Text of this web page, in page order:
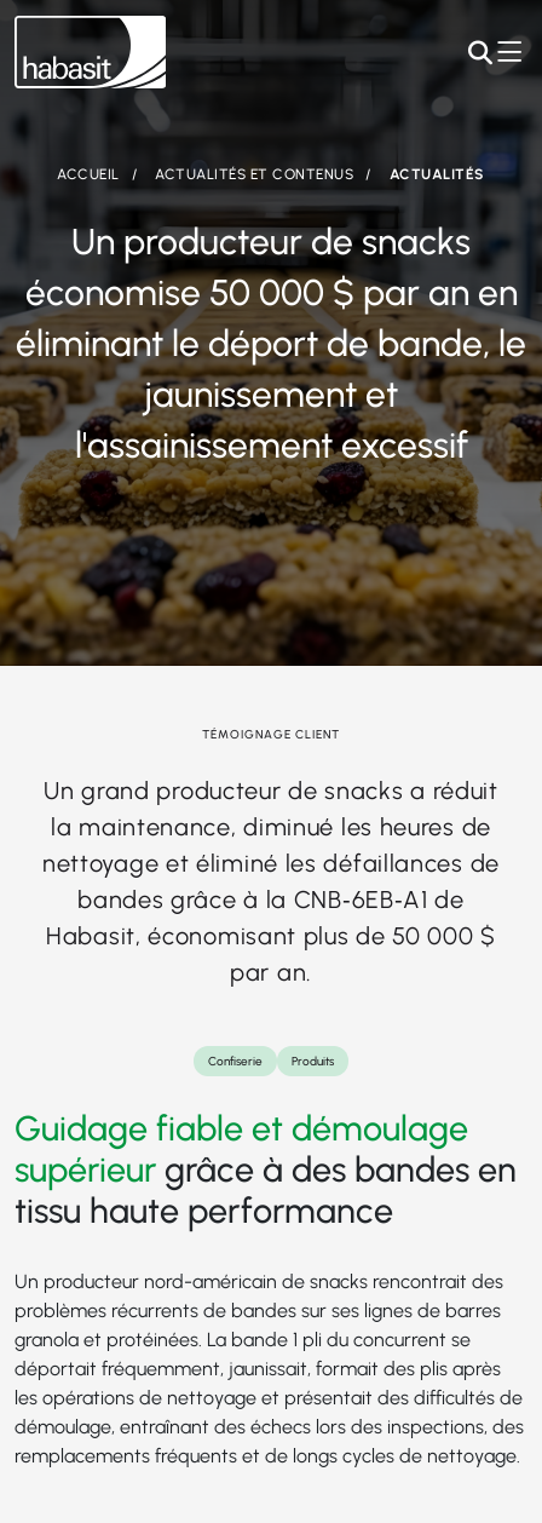
ACCUEIL ACTUALITÉS ET CONTENUS ACTUALITÉS
Un producteur de snacks
économise 50 000 $ par an en
éliminant le déport de bande, le
jaunissement et
l'assainissement excessif
Confiserie Produits
TÉMOIGNAGE CLIENT
Un grand producteur de snacks a réduit
la maintenance, diminué les heures de
nettoyage et éliminé les défaillances de
bandes grâce à la CNB‑6EB‑A1 de
Habasit, économisant plus de 50 000 $
par an.
Guidage fiable et démoulage
supérieur grâce à des bandes en
tissu haute performance
Un producteur nord-américain de snacks rencontrait des
problèmes récurrents de bandes sur ses lignes de barres
granola et protéinées. La bande 1 pli du concurrent se
déportait fréquemment, jaunissait, formait des plis après
les opérations de nettoyage et présentait des difficultés de
démoulage, entraînant des échecs lors des inspections, des
remplacements fréquents et de longs cycles de nettoyage.